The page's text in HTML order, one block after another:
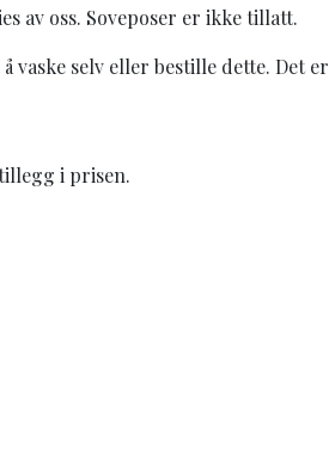
av oss. Soveposer er ikke tillatt.
selv eller bestille dette. Det er
i prisen.